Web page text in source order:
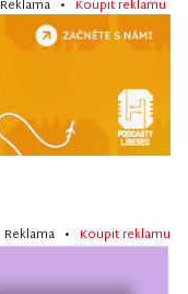
Reklama • Koupit reklamu
Reklama • Koupit reklamu